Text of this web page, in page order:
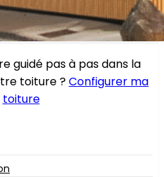
guidé pas à pas dans la
toiture ?Configurer ma
toiture